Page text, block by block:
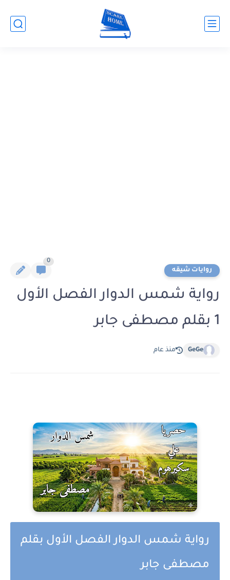
روايات شيقه
0
رواية شمس الدوار الفصل الأول
1 بقلم مصطفى جابر
GeGe منذ عام
رواية شمس الدوار الفصل الأول بقلم
مصطفى جابر